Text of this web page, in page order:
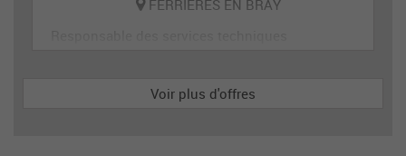
FERRIERES EN BRAY
Voir plus d'offres